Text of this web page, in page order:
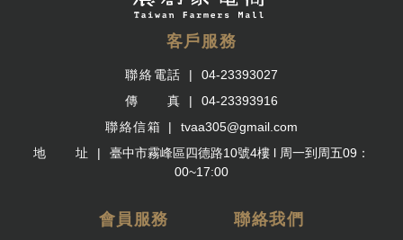
客戶服務
聯絡電話
04-23393027
傳 真
04-23393916
聯絡信箱
tvaa305@gmail.com
地 址
臺中市霧峰區四德路10號4樓 l 周一到周五09：
00~17:00
會員服務 聯絡我們